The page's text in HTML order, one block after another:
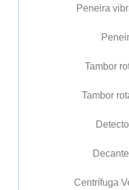
Peneira
Tambor
Tambor
Centrífuga